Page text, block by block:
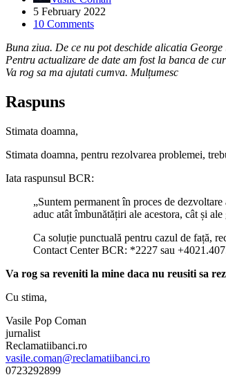
5 February 2022
10 Comments
Buna ziua. De ce nu pot deschide alicatia
Pentru actualizare de date am fost la banca de
Va rog sa ma ajutati cumva. Mulțumesc
Raspuns
Stimata doamna,
Stimata doamna, pentru rezolvarea problemei,
Iata raspunsul BCR:
„Suntem permanent în proces de
aduc atât îmbunătățiri ale acestora, cât și
Ca soluție punctuală pentru cazul de față,
Contact Center BCR: *2227 sau
Va rog sa reveniti la mine daca nu reusiti sa
Cu stima,
Vasile Pop Coman
jurnalist
Reclamatiibanci.ro
vasile.coman@reclamatiibanci.ro
0723292899